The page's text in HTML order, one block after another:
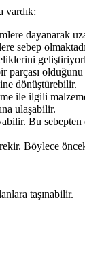
vardık:
dayanarak
sebep
dönüştürebilir.
ile ilgili
ulaşabilir.
Bu
Böylece
taşınabilir.